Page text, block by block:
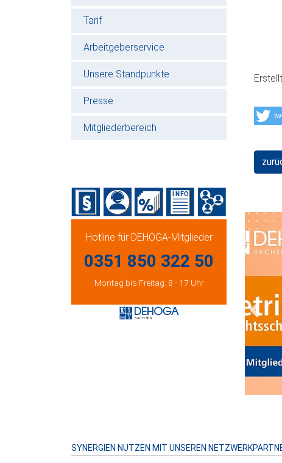
Tarif
Arbeitgeberservice
Unsere Standpunkte
Presse
Mitgliederbereich
Hotline für DEHOGA-Mitglieder
0351 850 322 50
Montag bis Freitag: 8 - 17 Uhr
SYNERGIEN NUTZEN MIT UNSEREN